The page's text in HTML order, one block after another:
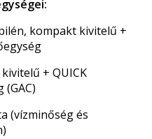
kompakt kivitelű +
+ QUICK
(vízminőség és